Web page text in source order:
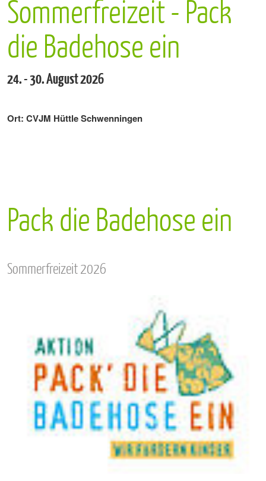
Sommerfreizeit - Pack
die Badehose ein
24. - 30. August 2026
Ort: CVJM Hüttle Schwenningen
Pack die Badehose ein
Sommerfreizeit 2026